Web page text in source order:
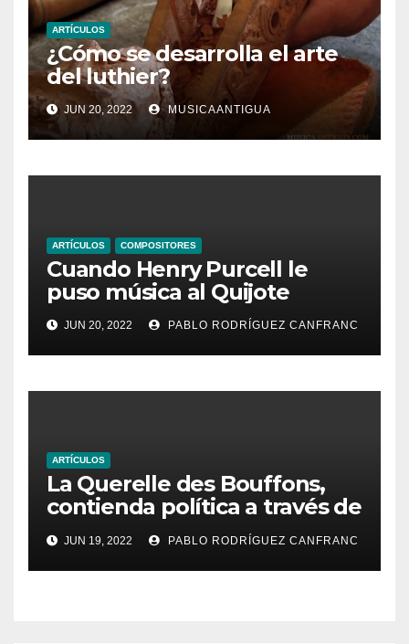
ARTÍCULOS
¿Cómo se desarrolla el arte
del luthier?
JUN 20, 2022 MUSICAANTIGUA
ARTÍCULOS COMPOSITORES
Cuando Henry Purcell le
puso música al Quijote
JUN 20, 2022 PABLO RODRÍGUEZ CANFRANC
ARTÍCULOS
La Querelle des Bouffons,
contienda política a través de
la ópera
JUN 19, 2022 PABLO RODRÍGUEZ CANFRANC